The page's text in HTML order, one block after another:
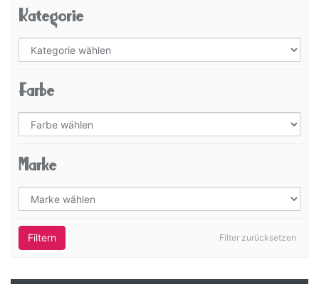
Kategorie
Farbe
Marke
Filter zurücksetzen
Filtern